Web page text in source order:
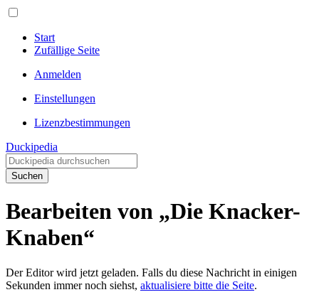
Start
Zufällige Seite
Anmelden
Einstellungen
Lizenzbestimmungen
Duckipedia
Suchen
Bearbeiten von „Die Knacker-
Knaben“
Der Editor wird jetzt geladen. Falls du diese Nachricht in einigen
Sekunden immer noch siehst, aktualisiere bitte die Seite.